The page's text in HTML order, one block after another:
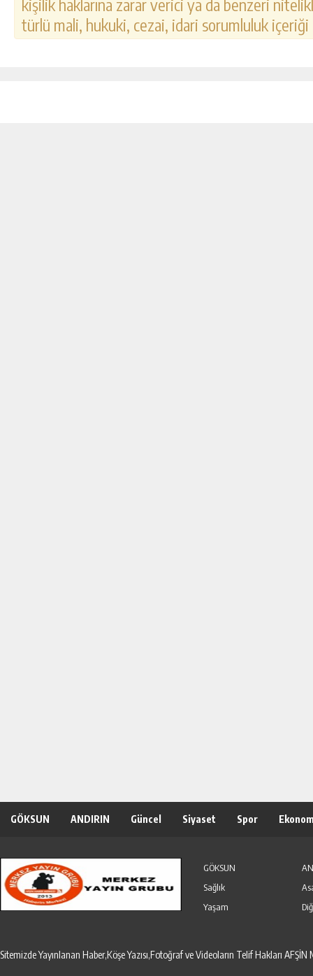
kişilik haklarına zarar verici ya da benzeri
türlü mali, hukuki, cezai, idari sorumluluk
GÖKSUN ANDIRIN Güncel Siyaset Spor
GÖKSUN
Sağlık
Yaşam
Sitemizde Yayınlanan Haber,Köşe Yazısı,Fotoğraf ve Videoların Telif Hakları